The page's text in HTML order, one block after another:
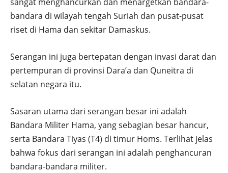
bandara di wilayah tengah Suriah dan pusat-pusat
riset di Hama dan sekitar Damaskus.
Serangan ini juga bertepatan dengan invasi darat dan
pertempuran di provinsi Dara’a dan Quneitra di
selatan negara itu.
Sasaran utama dari serangan besar ini adalah
Bandara Militer Hama, yang sebagian besar hancur,
serta Bandara Tiyas (T4) di timur Homs. Terlihat jelas
bahwa fokus dari serangan ini adalah penghancuran
bandara-bandara militer.